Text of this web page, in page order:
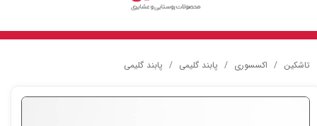
تاشکین اکسسوری پابند گلیمی پابند گلیمی